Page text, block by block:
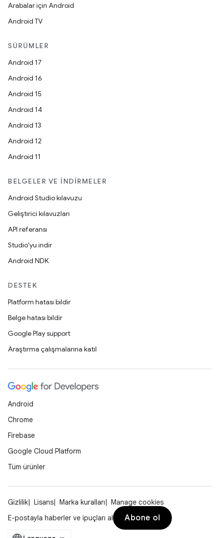
Arabalar için Android
Android TV
SÜRÜMLER
Android 17
Android 16
Android 15
Android 14
Android 13
Android 12
Android 11
BELGELER VE İNDIRMELER
Android Studio kılavuzu
Geliştirici kılavuzları
API referansı
Studio'yu indir
Android NDK
DESTEK
Platform hatası bildir
Belge hatası bildir
Google Play support
Araştırma çalışmalarına katıl
Android
Chrome
Firebase
Google Cloud Platform
Tüm ürünler
Gizlilik Lisans Marka kuralları
Manage cookies
E-postayla haberler ve ipuçları al
Abone ol